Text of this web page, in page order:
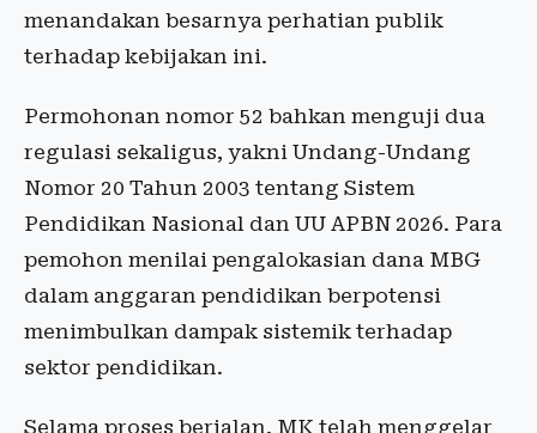
menandakan besarnya perhatian publik
terhadap kebijakan ini.
Permohonan nomor 52 bahkan menguji dua
regulasi sekaligus, yakni Undang-Undang
Nomor 20 Tahun 2003 tentang Sistem
Pendidikan Nasional dan UU APBN 2026. Para
pemohon menilai pengalokasian dana MBG
dalam anggaran pendidikan berpotensi
menimbulkan dampak sistemik terhadap
sektor pendidikan.
Selama proses berjalan, MK telah menggelar